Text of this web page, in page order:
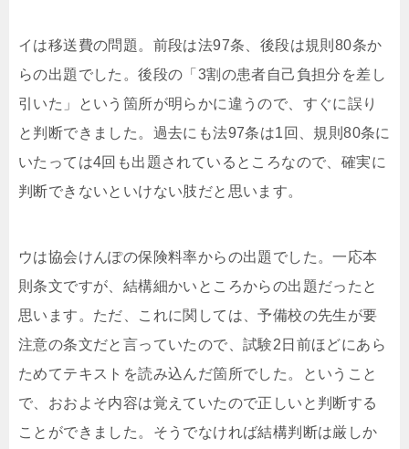
イは移送費の問題。前段は法97条、後段は規則80条か
らの出題でした。後段の「3割の患者自己負担分を差し
引いた」という箇所が明らかに違うので、すぐに誤り
と判断できました。過去にも法97条は1回、規則80条に
いたっては4回も出題されているところなので、確実に
判断できないといけない肢だと思います。
ウは協会けんぽの保険料率からの出題でした。一応本
則条文ですが、結構細かいところからの出題だったと
思います。ただ、これに関しては、予備校の先生が要
注意の条文だと言っていたので、試験2日前ほどにあら
ためてテキストを読み込んだ箇所でした。ということ
で、おおよそ内容は覚えていたので正しいと判断する
ことができました。そうでなければ結構判断は厳しか